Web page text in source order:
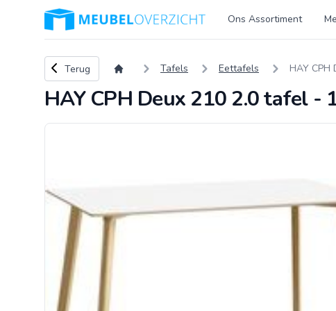
Logo Meubeloverzicht.nl Ons Assortiment
Terug naar overzicht
Terug Tafels Eettafels HAY
HAY CPH Deux 210 2.0 tafel